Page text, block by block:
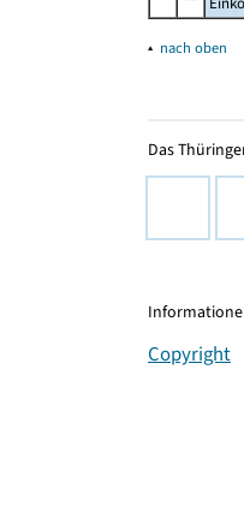
▴ nach oben
Das
Copyright